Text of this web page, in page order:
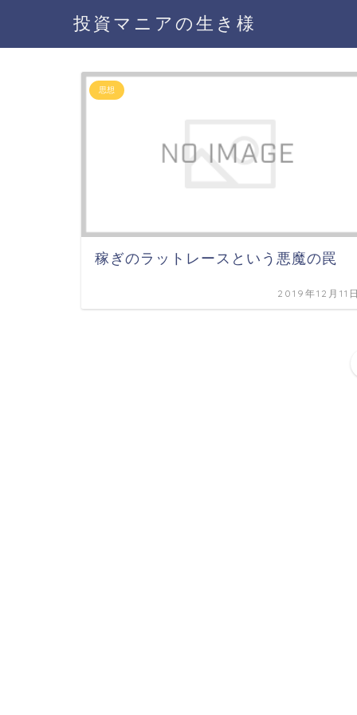
投資マニアの生き様
思想
稼ぎのラットレースという悪魔の罠
2019年12月11